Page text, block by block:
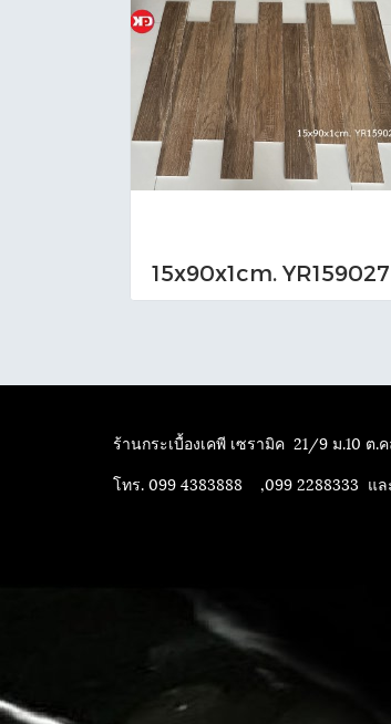
15x90x1cm. YR159027
ร้านกระเบื้องเคพี เซรามิค 21/9 ม.10 ต.
โทร. 099 4383888 ,099 2288333